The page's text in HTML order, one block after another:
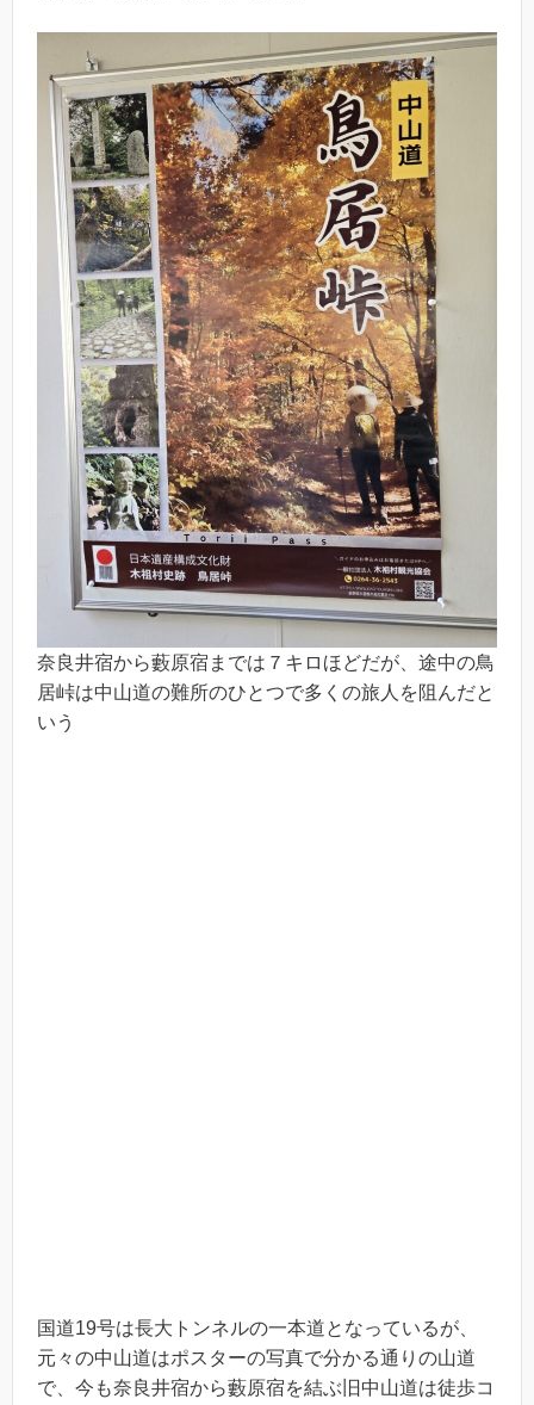
奈良井宿から藪原宿までは７キロほどだが、途中の鳥
居峠は中山道の難所のひとつで多くの旅人を阻んだと
いう
国道19号は長大トンネルの一本道となっているが、
元々の中山道はポスターの写真で分かる通りの山道
で、今も奈良井宿から藪原宿を結ぶ旧中山道は徒歩コ